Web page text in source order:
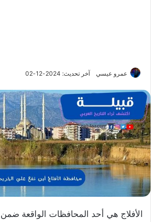
عمرو عيسي آخر تحديث: 2024-12-02
الأفلاج هي أحد المحافظات الواقعة